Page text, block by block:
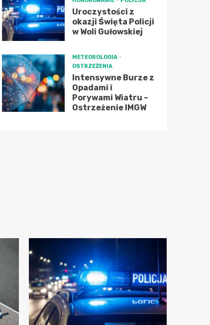
Uroczystości z
okazji Święta Policji
w Woli Gułowskiej
METEOROLOGIA
OSTRZEŻENIA
Intensywne Burze z
Opadami i
Porywami Wiatru –
Ostrzeżenie IMGW